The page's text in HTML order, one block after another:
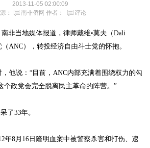
2013-11-05 02:00:09
：
南非侨网 作者： 评论
南非当地媒体报道，律师戴维•莫夫（Dali
ANC），转投经济自由斗士党的怀抱。
他说：“目前，ANC内部充满着围绕权力的勾
个政党会完全脱离民主革命的阵营。”
了33年。
年8月16日隆明血案中被警察杀害和打伤、逮